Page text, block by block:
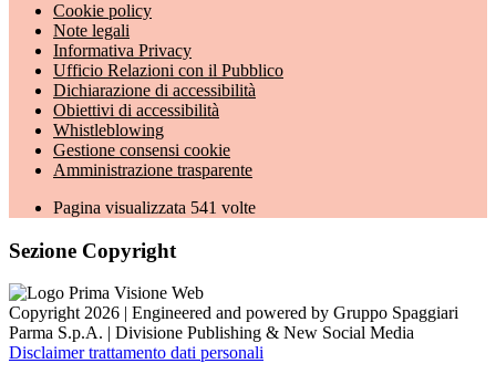
Cookie policy
Note legali
Informativa Privacy
Ufficio Relazioni con il Pubblico
Dichiarazione di accessibilità
Obiettivi di accessibilità
Whistleblowing
Gestione consensi cookie
Amministrazione trasparente
Pagina visualizzata 541 volte
Sezione Copyright
Copyright 2026 | Engineered and powered by Gruppo Spaggiari
Parma S.p.A. | Divisione Publishing & New Social Media
Disclaimer trattamento dati personali